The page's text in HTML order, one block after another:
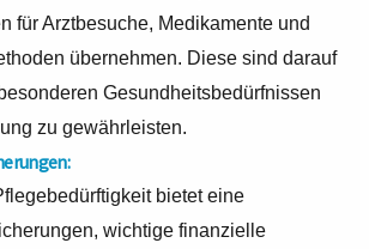
für Arztbesuche, Medikamente und
übernehmen. Diese sind darauf
Gesundheitsbedürfnissen
zu gewährleisten.
bietet eine
wichtige finanzielle